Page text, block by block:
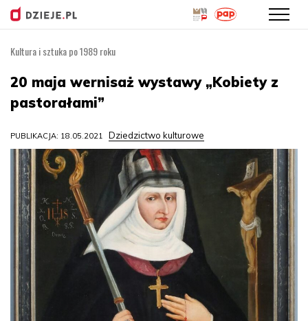
treści
Kultura i sztuka po 1989 roku
20 maja wernisaż wystawy „Kobiety z
pastorałami”
PUBLIKACJA: 18.05.2021 Dziedzictwo kulturowe